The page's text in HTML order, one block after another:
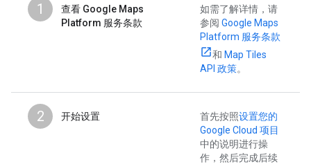
1
查看 Google Maps
Platform 服务条款
如需了解详情，请
参阅 Google Maps
Platform 服务条款
和 Map Tiles
API 政策。
2 开始设置 首先按照设置您的
Google Cloud 项目
中的说明进行操
作，然后完成后续